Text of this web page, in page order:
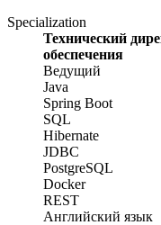
Specialization
Технический
обеспечения
Ведущий
Java
Spring Boot
SQL
Hibernate
JDBC
PostgreSQL
Docker
REST
Английский язык